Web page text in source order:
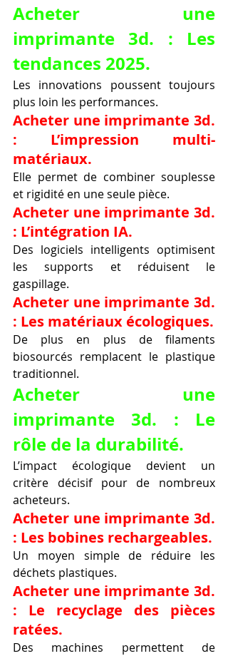
Acheter une
imprimante 3d. : Les
tendances 2025.
Les innovations poussent toujours
plus loin les performances.
Acheter une imprimante 3d.
: L’impression multi-
matériaux.
Elle permet de combiner souplesse
et rigidité en une seule pièce.
Acheter une imprimante 3d.
: L’intégration IA.
Des logiciels intelligents optimisent
les supports et réduisent le
gaspillage.
Acheter une imprimante 3d.
: Les matériaux écologiques.
De plus en plus de filaments
biosourcés remplacent le plastique
traditionnel.
Acheter une
imprimante 3d. : Le
rôle de la durabilité.
L’impact écologique devient un
critère décisif pour de nombreux
acheteurs.
Acheter une imprimante 3d.
: Les bobines rechargeables.
Un moyen simple de réduire les
déchets plastiques.
Acheter une imprimante 3d.
: Le recyclage des pièces
ratées.
Des machines permettent de